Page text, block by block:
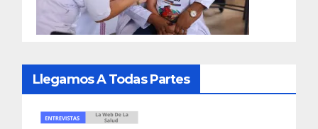
Llegamos A Todas Partes